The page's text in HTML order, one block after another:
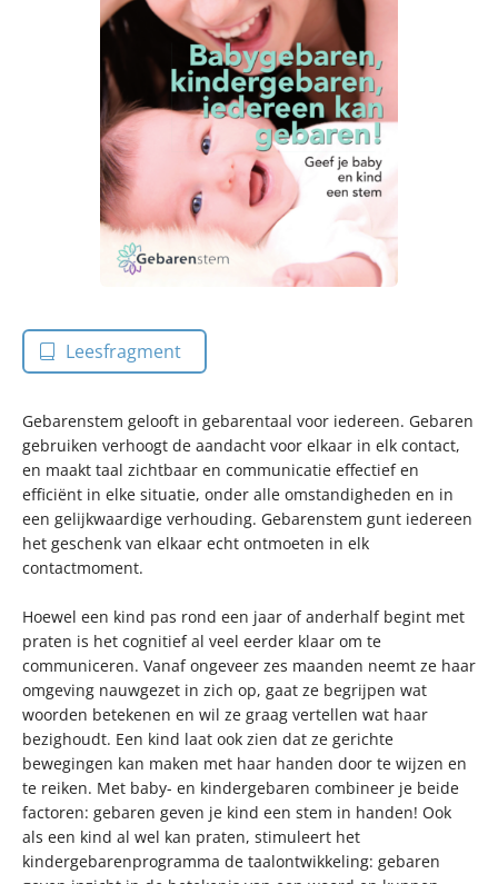
Leesfragment
Gebarenstem gelooft in gebarentaal voor iedereen. Gebaren
gebruiken verhoogt de aandacht voor elkaar in elk contact,
en maakt taal zichtbaar en communicatie effectief en
efficiënt in elke situatie, onder alle omstandigheden en in
een gelijkwaardige verhouding. Gebarenstem gunt iedereen
het geschenk van elkaar echt ontmoeten in elk
contactmoment.
Hoewel een kind pas rond een jaar of anderhalf begint met
praten is het cognitief al veel eerder klaar om te
communiceren. Vanaf ongeveer zes maanden neemt ze haar
omgeving nauwgezet in zich op, gaat ze begrijpen wat
woorden betekenen en wil ze graag vertellen wat haar
bezighoudt. Een kind laat ook zien dat ze gerichte
bewegingen kan maken met haar handen door te wijzen en
te reiken. Met baby- en kindergebaren combineer je beide
factoren: gebaren geven je kind een stem in handen! Ook
als een kind al wel kan praten, stimuleert het
kindergebarenprogramma de taalontwikkeling: gebaren